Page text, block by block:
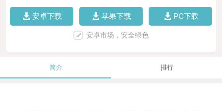
安卓下载 苹果下载 PC下载
安卓市场，安全绿色
简介 排行